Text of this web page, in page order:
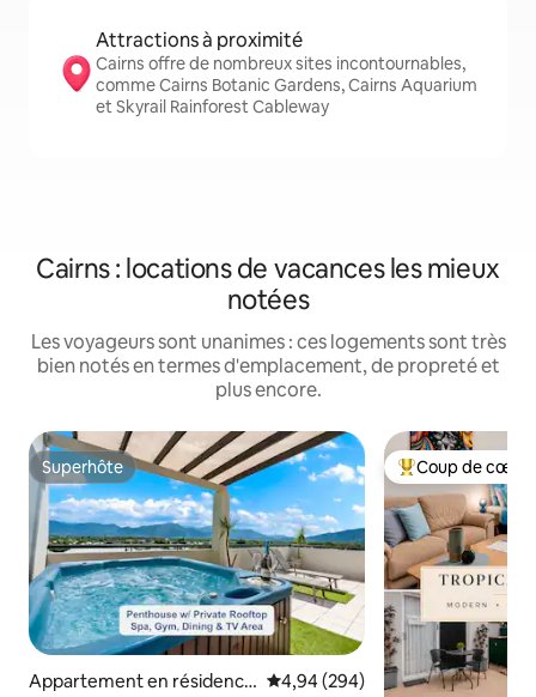
Attractions à proximité
Cairns offre de nombreux sites incontournables,
comme Cairns Botanic Gardens, Cairns Aquarium
et Skyrail Rainforest Cableway
Cairns : locations de vacances les mieux
notées
Les voyageurs sont unanimes : ces logements sont très
bien notés en termes d'emplacement, de propreté et
plus encore.
Superhôte
Superhôte
Appartement en résidence Évaluation moyenne sur la
4,94 (294)
Coups de cœur
Coup de cœur